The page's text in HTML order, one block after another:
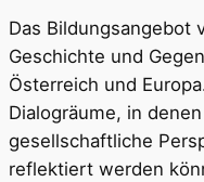
Das Bildungsangebot
Geschichte und
Österreich und
Dialogräume, in
gesellschaftliche
reflektiert werden